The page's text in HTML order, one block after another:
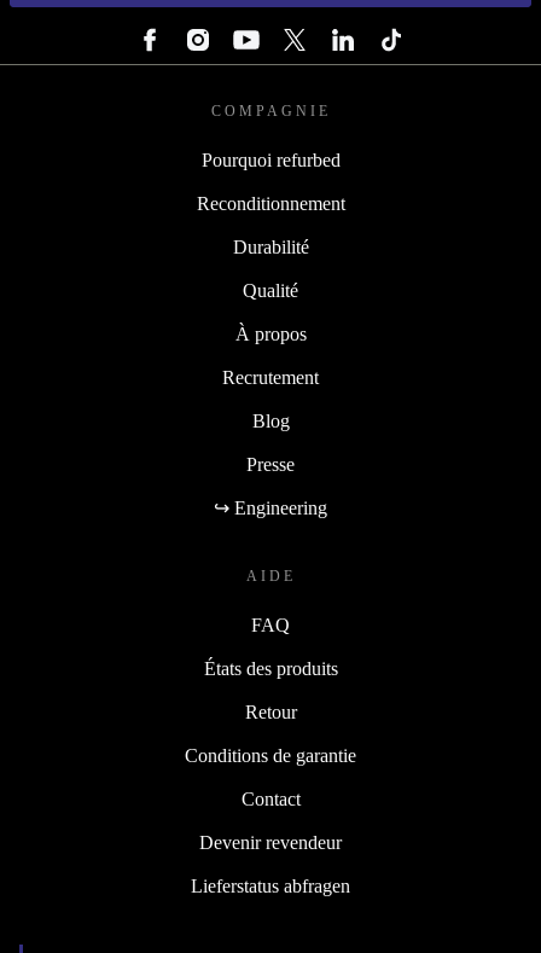
COMPAGNIE
Pourquoi refurbed
Reconditionnement
Durabilité
Qualité
À propos
Recrutement
Blog
Presse
↪ Engineering
AIDE
FAQ
États des produits
Retour
Conditions de garantie
Contact
Devenir revendeur
Lieferstatus abfragen